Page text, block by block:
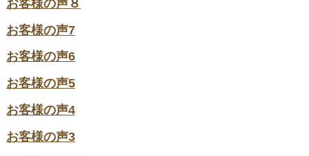
お客様の声８
お客様の声7
お客様の声6
お客様の声5
お客様の声4
お客様の声3